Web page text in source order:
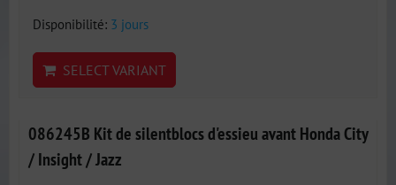
Disponibilité: 3 jours
SELECT VARIANT
086245B Kit de silentblocs d'essieu avant Honda City
/ Insight / Jazz